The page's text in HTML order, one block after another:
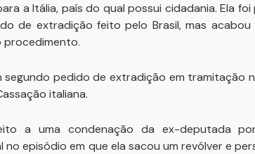
a Itália, país do qual possui cidadania. Ela
de extradição feito pelo Brasil, mas
procedimento.
segundo pedido de extradição em tramitação
italiana.
a uma condenação da ex-deputada
episódio em que ela sacou um revólver e